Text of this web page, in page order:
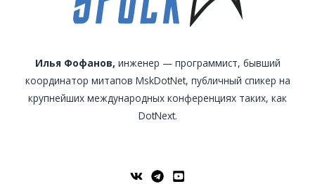
Илья Фофанов, инженер — программист, бывший
координатор митапов MskDotNet, публичный спикер на
крупнейших международных конференциях таких, как
DotNext.